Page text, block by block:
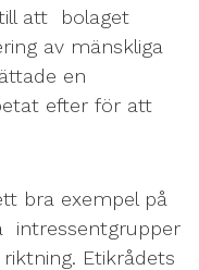
att bolaget
av mänskliga
en
efter för att
bra exempel på
intressentgrupper
Etikrådets